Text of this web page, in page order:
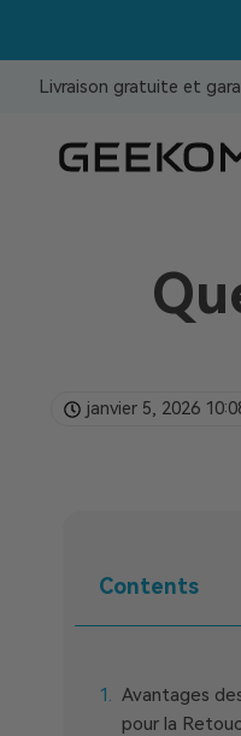
Livraison gratuite et
janvier 5, 2026
Contents
Avantages
pour la